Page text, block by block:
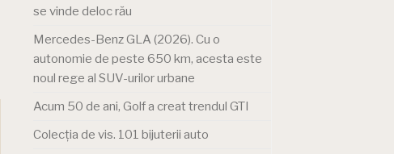
se vinde deloc rău
Mercedes-Benz GLA (2026). Cu o
autonomie de peste 650 km, acesta este
noul rege al SUV-urilor urbane
Acum 50 de ani, Golf a creat trendul GTI
Colecția de vis. 101 bijuterii auto